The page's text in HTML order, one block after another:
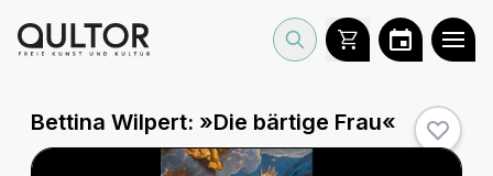
Bettina Wilpert: »Die bärtige Frau«